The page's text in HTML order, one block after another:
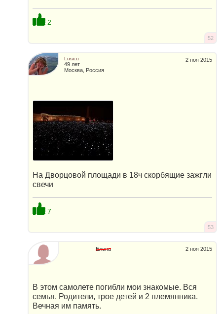
2
52
2 ноя 2015
Lusico
49 лет
Москва, Россия
На Дворцовой площади в 18ч скорбящие зажгли
свечи
7
53
2 ноя 2015
Елена
В этом самолете погибли мои знакомые. Вся
семья. Родители, трое детей и 2 племянника.
Вечная им память.